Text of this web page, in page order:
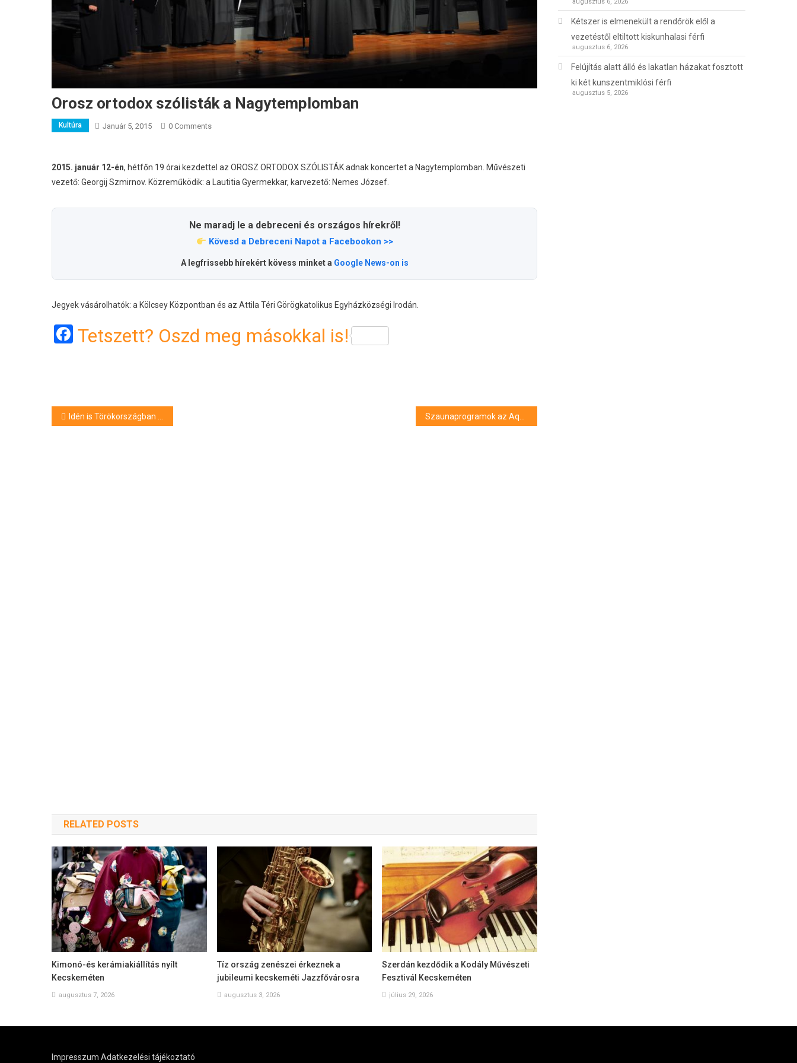
Orosz ortodox szólisták a Nagytemplomban
Kultúra Január 5, 2015 0 Comments
2015. január 12-én, hétfőn 19 órai kezdettel az OROSZ ORTODOX SZÓLISTÁK adnak koncertet a Nagytemplomban. Művészeti
vezető: Georgij Szmirnov. Közreműködik: a Lautitia Gyermekkar, karvezető: Nemes József.
Ne maradj le a debreceni és országos hírekről!
Kövesd a Debreceni Napot a Facebookon >>
A legfrissebb hírekért kövess minket a Google News-on is
Jegyek vásárolhatók: a Kölcsey Központban és az Attila Téri Görögkatolikus Egyházközségi Irodán.
Facebook
Tetszett? Oszd meg másokkal is!
Bejegyzés
Idén is Törökországban edzőtáborozik a Loki
RELATED POSTS
Kimonó-és kerámiakiállítás nyílt
Kecskeméten
augusztus 7, 2026
Tíz ország zenészei érkeznek a
jubileumi kecskeméti Jazzfővárosra
augusztus 3, 2026
Szerdán kezdődik a Kodály Művészeti
Fesztivál Kecskeméten
július 29, 2026
augusztus 6, 2026
Kétszer is elmenekült a rendőrök elől a
vezetéstől eltiltott kiskunhalasi férfi
augusztus 6, 2026
Felújítás alatt álló és lakatlan házakat fosztott
ki két kunszentmiklósi férfi
augusztus 5, 2026
Impresszum Adatkezelési tájékoztató